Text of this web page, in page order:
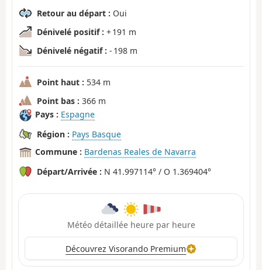
Retour au départ : Oui
Dénivelé positif : + 191 m
Dénivelé négatif : - 198 m
Point haut : 534 m
Point bas : 366 m
Pays : Espagne
Région : Pays Basque
Commune : Bardenas Reales de Navarra
Départ/Arrivée : N 41.997114° / O 1.369404°
Météo détaillée heure par heure
Découvrez Visorando Premium